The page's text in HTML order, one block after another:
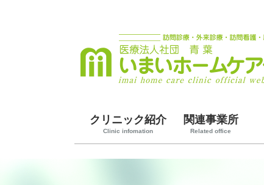
クリニック紹介
Clinic infomation
関連事業所
Related office